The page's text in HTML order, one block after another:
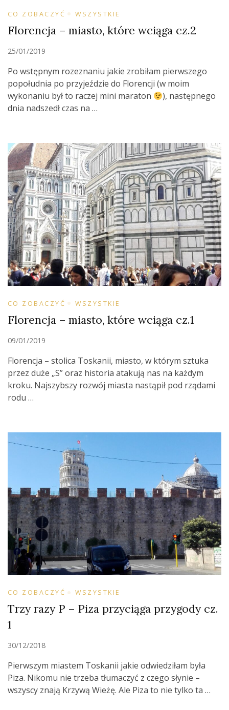
CO ZOBACZYĆ WSZYSTKIE
Florencja – miasto, które wciąga cz.2
25/01/2019
Po wstępnym rozeznaniu jakie zrobiłam pierwszego
popołudnia po przyjeździe do Florencji (w moim
wykonaniu był to raczej mini maraton
), następnego
dnia nadszedł czas na …
CO ZOBACZYĆ WSZYSTKIE
Florencja – miasto, które wciąga cz.1
09/01/2019
Florencja – stolica Toskanii, miasto, w którym sztuka
przez duże „S” oraz historia atakują nas na każdym
kroku. Najszybszy rozwój miasta nastąpił pod rządami
rodu …
CO ZOBACZYĆ WSZYSTKIE
Trzy razy P – Piza przyciąga przygody cz.
1
30/12/2018
Pierwszym miastem Toskanii jakie odwiedziłam była
Piza. Nikomu nie trzeba tłumaczyć z czego słynie –
wszyscy znają Krzywą Wieżę. Ale Piza to nie tylko ta …